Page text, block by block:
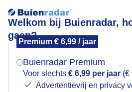
Welkom bij Buienradar,
gaan?
Premium € 6,99 / jaar
Buienradar Premium
Voor slechts € 6,99 per jaar (€
Advertentievrij en privacy
Heerlijk weertje
Mogen we je locatie